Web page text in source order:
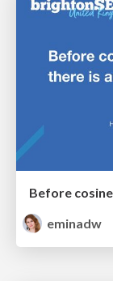
Before
eminadw